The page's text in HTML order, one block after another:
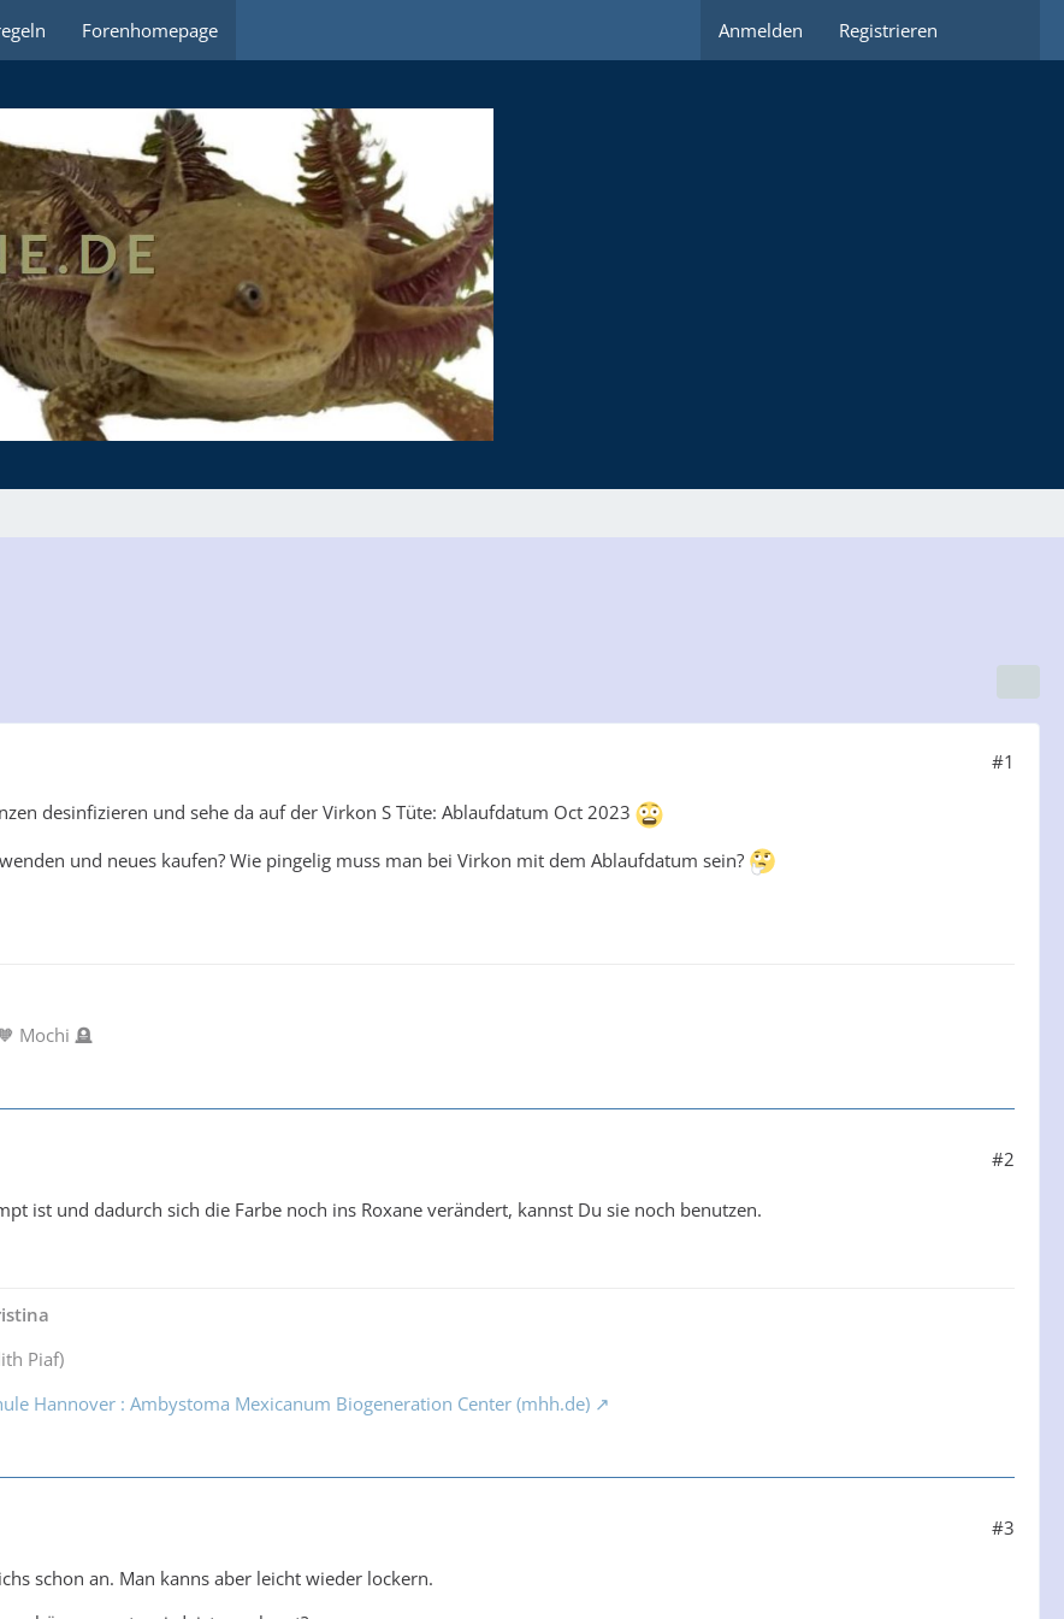
Forenhomepage Anmelden Registrieren
#1
desinfizieren und sehe da auf der Virkon S Tüte: Ablaufdatum Oct 2023
und neues kaufen? Wie pingelig muss man bei Virkon mit dem Ablaufdatum sein?
Mochi 🪦
#2
ist und dadurch sich die Farbe noch ins Roxane verändert, kannst Du sie noch benutzen.
Piaf)
Hannover : Ambystoma Mexicanum Biogeneration Center (mhh.de)
#3
schon an. Man kanns aber leicht wieder lockern.